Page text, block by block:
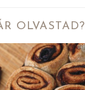
OLVASTAD?